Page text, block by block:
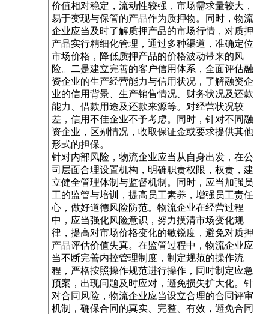
价值相对稳定，流动性较强，市场需求量较大，
易于变现与保管的产品作为质押物。同时，物流
企业应当及时了解质押产品的市场行情，对质押
产品实行精细化管理，通过多种渠道，准确定位
市场价格，降低质押产品的价格波动带来的风
险。二是建立完善的客户信用体系，全面评估融
资企业的生产经营能力与信用状况，了解融资企
业的信用背景、生产销售情况、财务状况及还款
能力、借款用途及还款来源等。对经营状况较
差，信用不佳企业不予考虑。同时，针对不同融
资企业，区别情况，收取保证金或要求提供其他
形式的担保。
针对内部风险，物流企业应当从自身出发，在公
司层面合理设置机构，明确职责权限，权责，建
立健全管理体制与监督机制。同时，应当加强员
工的监管与培训，提高员工素养，增强员工责任
心，做好道德风险防范。物流企业在经营过程
中，应当强化风险意识，努力摸清市场变化规
律，提高对市场价格变化的敏锐度，避免对质押
产品评估价值失真。在监管过程中，物流企业应
当不断完善内控管理制度，制定规范的操作流
程，严格按照操作规范进行操作，同时制定应急
预案，出现问题及时应对，避免损失扩大化。针
对合同风险，物流企业应当设立合理的合同评审
机制，确保合同的真实、完整、有效，避免合同